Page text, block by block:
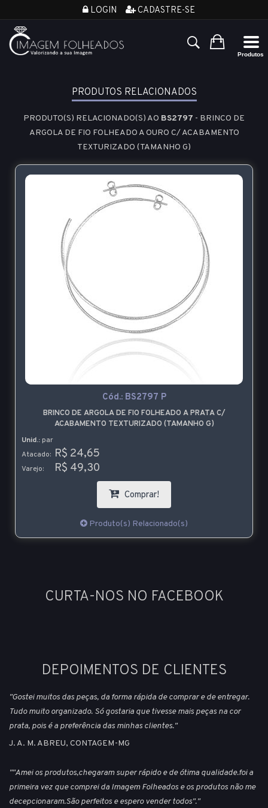
LOGIN CADASTRE-SE
PRODUTOS RELACIONADOS
PRODUTO(S) RELACIONADO(S) AO BS2797 - BRINCO DE
ARGOLA DE FIO FOLHEADO A OURO C/ ACABAMENTO
TEXTURIZADO (TAMANHO G)
Cód.: BS2797 P
BRINCO DE ARGOLA DE FIO FOLHEADO A PRATA C/
ACABAMENTO TEXTURIZADO (TAMANHO G)
Unid.: par
Atacado: R$ 24,65
Varejo: R$ 49,30
Comprar!
Produto(s) Relacionado(s)
CURTA-NOS NO FACEBOOK
DEPOIMENTOS DE CLIENTES
"Gostei muitos das peças, da forma rápida de comprar e de entregar.
Tudo muito organizado. Só gostaria que tivesse mais peças na cor
prata, pois é a preferência das minhas clientes."
J. A. M. ABREU, CONTAGEM-MG
""Amei os produtos,chegaram super rápido e de ótima qualidade.foi a
primeira vez que comprei da Imagem Folheados e os produtos não me
decepcionaram.São perfeitos e espero vender todos"."